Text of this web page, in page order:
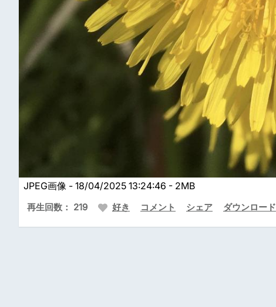
JPEG画像 - 18/04/2025 13:24:46 - 2MB
再生回数： 219 好き コメント シェア ダウンロード